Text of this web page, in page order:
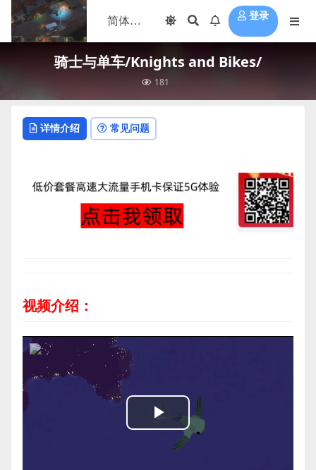
登录
骑士与单车/Knights and Bikes/
181
详情介绍 常见问题
视频介绍：
Play